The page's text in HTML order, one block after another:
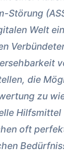
Störung
Welt
die
zu
Hilfsmittel
oft